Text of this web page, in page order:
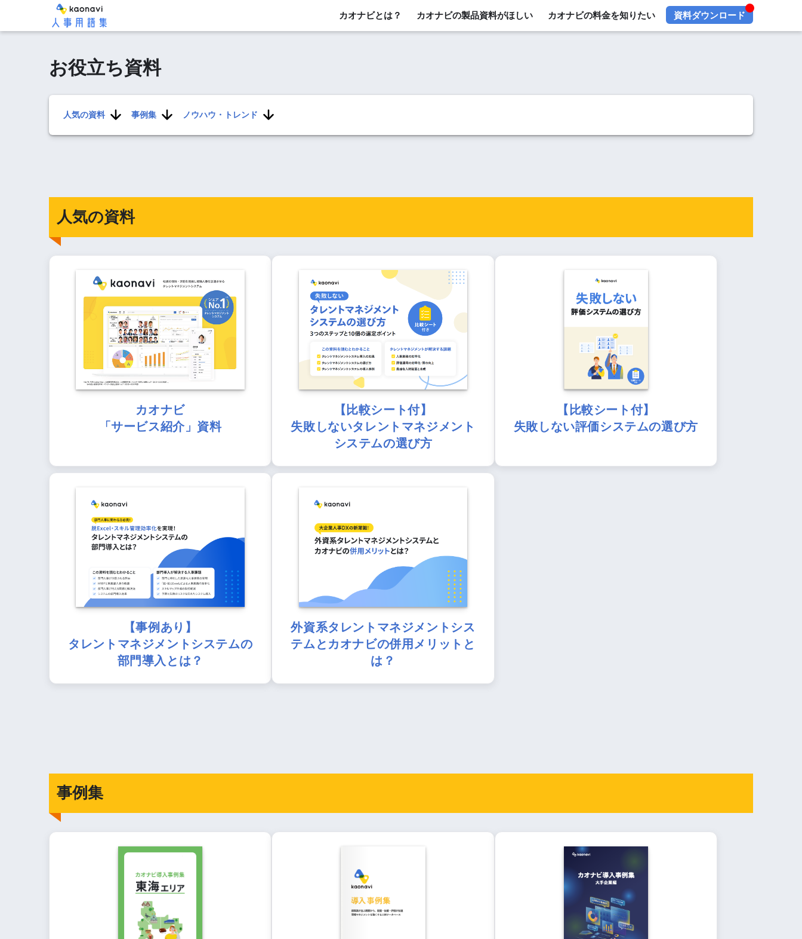
カオナビとは？ カオナビの製品資料がほしい カオナビの料金を知りたい 資料ダウンロード
お役立ち資料
人気の資料 事例集 ノウハウ・トレンド
人気の資料
カオナビ
「サービス紹介」資料
【比較シート付】
失敗しないタレントマネジメント
システムの選び方
【比較シート付】
失敗しない評価システムの選び方
【事例あり】
タレントマネジメントシステムの
部門導入とは？
外資系タレントマネジメントシス
テムとカオナビの併用メリットと
は？
事例集